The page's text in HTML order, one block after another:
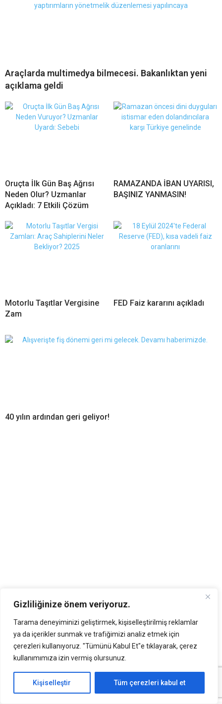
Gizliliğinize önem veriyoruz.
Tarama deneyiminizi geliştirmek, kişiselleştirilmiş reklamlar
ya da içerikler sunmak ve trafiğimizi analiz etmek için
çerezleri kullanıyoruz. "Tümünü Kabul Et"e tıklayarak, çerez
kullanımımıza izin vermiş olursunuz.
Kişiselleştir Tüm çerezleri kabul et
Araçlarda multimedya bilmecesi. Bakanlıktan yeni
açıklama geldi
Oruçta İlk Gün Baş Ağrısı
Neden Olur? Uzmanlar
Açıkladı: 7 Etkili Çözüm
RAMAZANDA İBAN UYARISI,
BAŞINIZ YANMASIN!
Motorlu Taşıtlar Vergisine
Zam
FED Faiz kararını açıkladı
40 yılın ardından geri geliyor!
YORUMLAR